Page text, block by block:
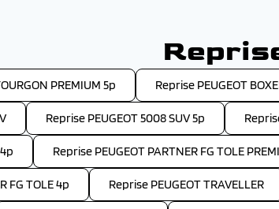
PREMIUM 5p Reprise PEUGEOT
Reprise PEUGEOT 5008 SUV 5p
Reprise PEUGEOT PARTNER FG TOLE
FG TOLE 4p Reprise PEUGEOT TRAVELLER